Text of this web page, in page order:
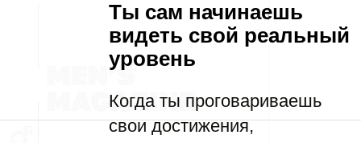
Ты сам начинаешь
видеть свой реальный
уровень
Когда ты проговариваешь
свои достижения,